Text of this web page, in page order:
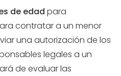
de edad para
contratar a un menor
una autorización de los
legales a un
de evaluar las